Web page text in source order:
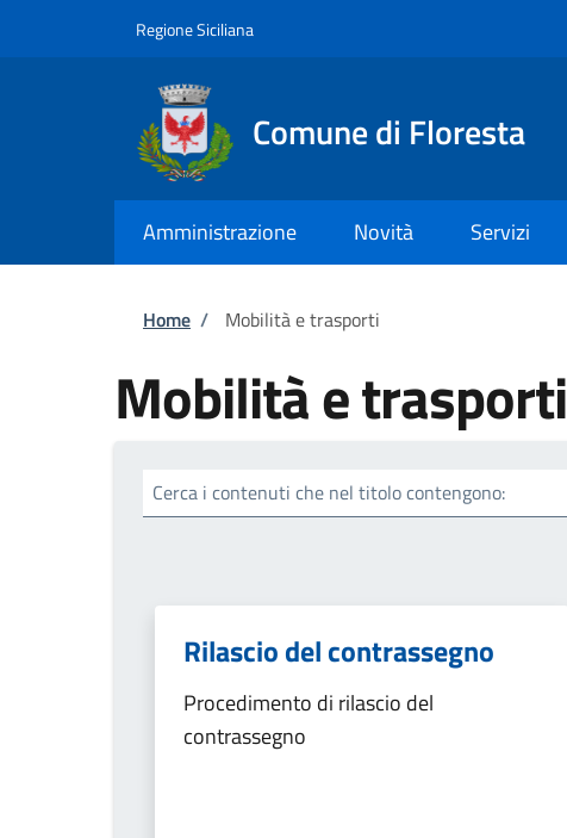
Regione Siciliana
Comune di Floresta
Amministrazione Novità Servizi
Briciole di pane
Home / Mobilità e trasporti
Mobilità e trasporti
Cerca i contenuti che nel titolo contengono:
Rilascio del contrassegno
Procedimento di rilascio del
contrassegno